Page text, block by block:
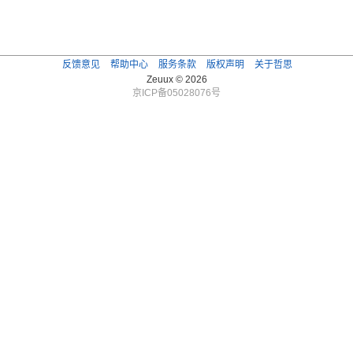
反馈意见 帮助中心 服务条款 版权声明
关于哲思
Zeuux © 2026
京ICP备05028076号